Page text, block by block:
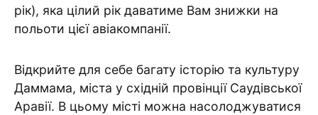
рік), яка цілий рік даватиме Вам знижки на
польоти цієї авіакомпанії.
Відкрийте для себе багату історію та культуру
Даммама, міста у східній провінції Саудівської
Аравії. В цьому місті можна насолоджуватися